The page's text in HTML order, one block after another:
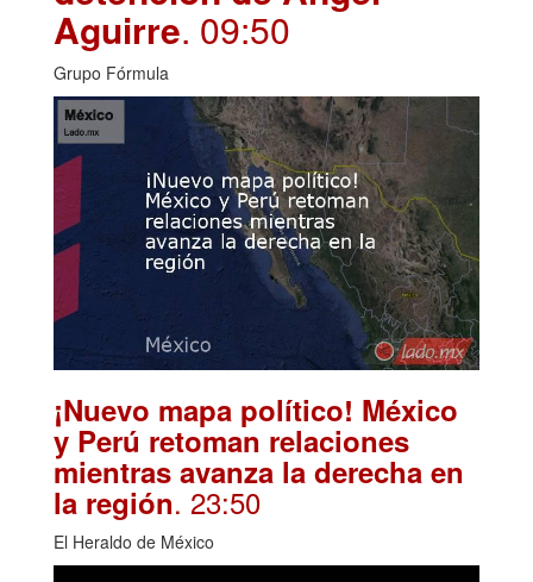
Aguirre. 09:50
Grupo Fórmula
¡Nuevo mapa político! México
y Perú retoman relaciones
mientras avanza la derecha en
la región. 23:50
El Heraldo de México